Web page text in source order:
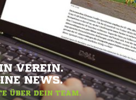
VEREIN.
NEWS.
ÜBER DEIN TEAM.